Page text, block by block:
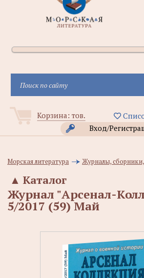
Корзина: тов.
Вход/
Морская литература Журналы,
Каталог
▲
Журнал "Арсенал-
5/2017 (59) Май